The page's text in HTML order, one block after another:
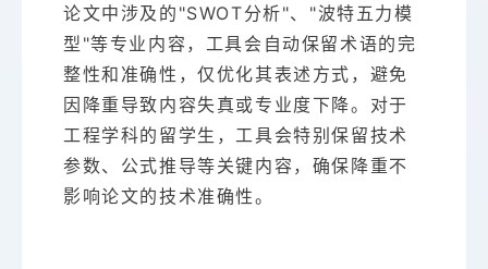
论文中涉及的"SWOT分析"、"波特五力模
型"等专业内容，工具会自动保留术语的完
整性和准确性，仅优化其表述方式，避免
因降重导致内容失真或专业度下降。对于
工程学科的留学生，工具会特别保留技术
参数、公式推导等关键内容，确保降重不
影响论文的技术准确性。